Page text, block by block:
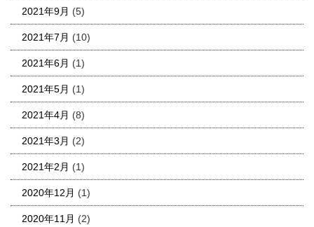
2021年9月 (5)
2021年7月 (10)
2021年6月 (1)
2021年5月 (1)
2021年4月 (8)
2021年3月 (2)
2021年2月 (1)
2020年12月 (1)
2020年11月 (2)